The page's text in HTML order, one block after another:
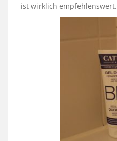
ist wirklich empfehlenswert.